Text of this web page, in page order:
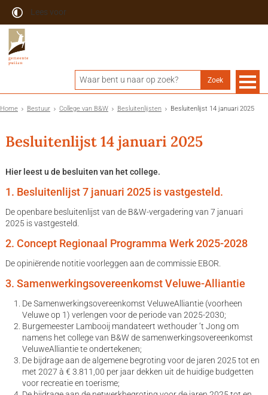
Lees voor
Home Bestuur College van B&W Besluitenlijsten Besluitenlijst 14 januari 2025
Besluitenlijst 14 januari 2025
Hier leest u de besluiten van het college.
1. Besluitenlijst 7 januari 2025 is vastgesteld.
De openbare besluitenlijst van de B&W-vergadering van 7 januari
2025 is vastgesteld.
2. Concept Regionaal Programma Werk 2025-2028
De opiniërende notitie voorleggen aan de commissie EBOR.
3. Samenwerkingsovereenkomst Veluwe-Alliantie
De Samenwerkingsovereenkomst VeluweAlliantie (voorheen
Veluwe op 1) verlengen voor de periode van 2025-2030;
Burgemeester Lambooij mandateert wethouder ‘t Jong om
namens het college van B&W de samenwerkingsovereenkomst
VeluweAlliantie te ondertekenen;
De bijdrage aan de algemene begroting voor de jaren 2025 tot en
met 2027 à € 3.811,00 per jaar dekken uit de huidige budgetten
voor recreatie en toerisme;